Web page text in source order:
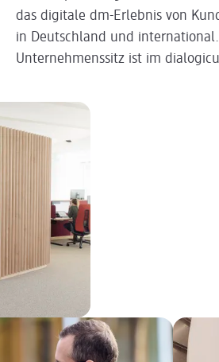
das digitale dm-Erlebnis von
in Deutschland und
Unternehmenssitz ist im